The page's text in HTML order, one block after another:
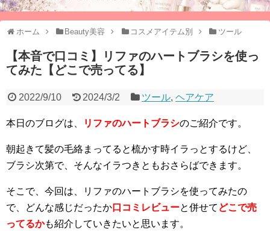
ホーム Beauty美容 コスメアイテム別 ツール
【本音で口コミ】リファのハートブラシを使っ
てみた【どこで売ってる】
2022/9/10 2024/3/2 ツール,ヘアケア
本日のブログは、 リファのハートブラシのご紹介です。
朝起きて髪の毛絡まってると梳かす時イラっとするけど、
ブラシ次第で、そんなイラつきともおさらばできます。
そこで、今回は、リファのハートブラシを使ってみたの
で、どんな感じだったか口コミレビューと併せて どこで売
ってるかも紹介していきたいと思います。